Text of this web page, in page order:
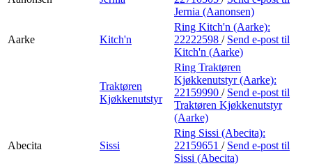
Jernia (Aanonsen)
Aarke Kitch'n
Ring Kitch'n (Aarke):
22222598 / Send e-post til
Kitch'n (Aarke)
Traktøren
Kjøkkenutstyr
Ring Traktøren
Kjøkkenutstyr (Aarke):
22159990 / Send e-post til
Traktøren Kjøkkenutstyr
(Aarke)
Abecita Sissi
Ring Sissi (Abecita):
22159651 / Send e-post til
Sissi (Abecita)